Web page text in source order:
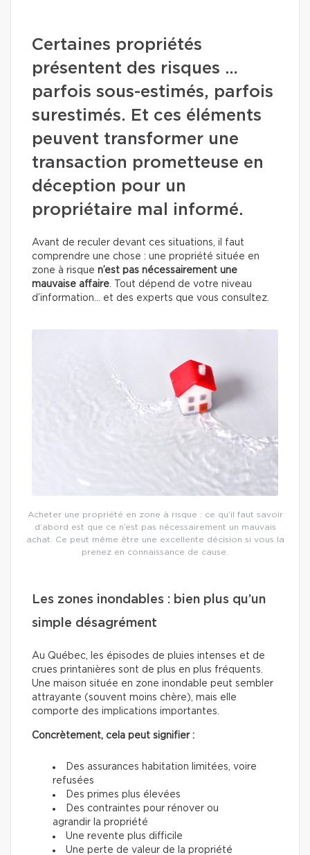
Certaines propriétés
présentent des risques …
parfois sous-estimés, parfois
surestimés. Et ces éléments
peuvent transformer une
transaction prometteuse en
déception pour un
propriétaire mal informé.
Avant de reculer devant ces situations, il faut
comprendre une chose : une propriété située en
zone à risque n’est pas nécessairement une
mauvaise affaire. Tout dépend de votre niveau
d’information… et des experts que vous consultez.
Acheter une propriété en zone à risque : ce qu’il faut savoir
d’abord est que ce n’est pas nécessairement un mauvais
achat. Ce peut même être une excellente décision si vous la
prenez en connaissance de cause.
Les zones inondables : bien plus qu’un
simple désagrément
Au Québec, les épisodes de pluies intenses et de
crues printanières sont de plus en plus fréquents.
Une maison située en zone inondable peut sembler
attrayante (souvent moins chère), mais elle
comporte des implications importantes.
Concrètement, cela peut signifier :
Des assurances habitation limitées, voire
refusées
Des primes plus élevées
Des contraintes pour rénover ou
agrandir la propriété
Une revente plus difficile
Une perte de valeur de la propriété